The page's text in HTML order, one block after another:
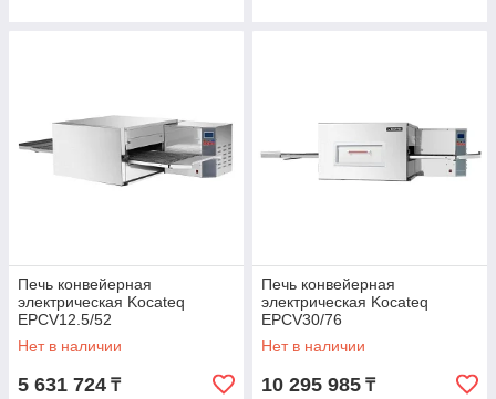
Печь конвейерная
электрическая Kocateq
EPCV12.5/52
Нет в наличии
5 631 724 ₸
Печь конвейерная
электрическая Kocateq
EPCV30/76
Нет в наличии
10 295 985 ₸